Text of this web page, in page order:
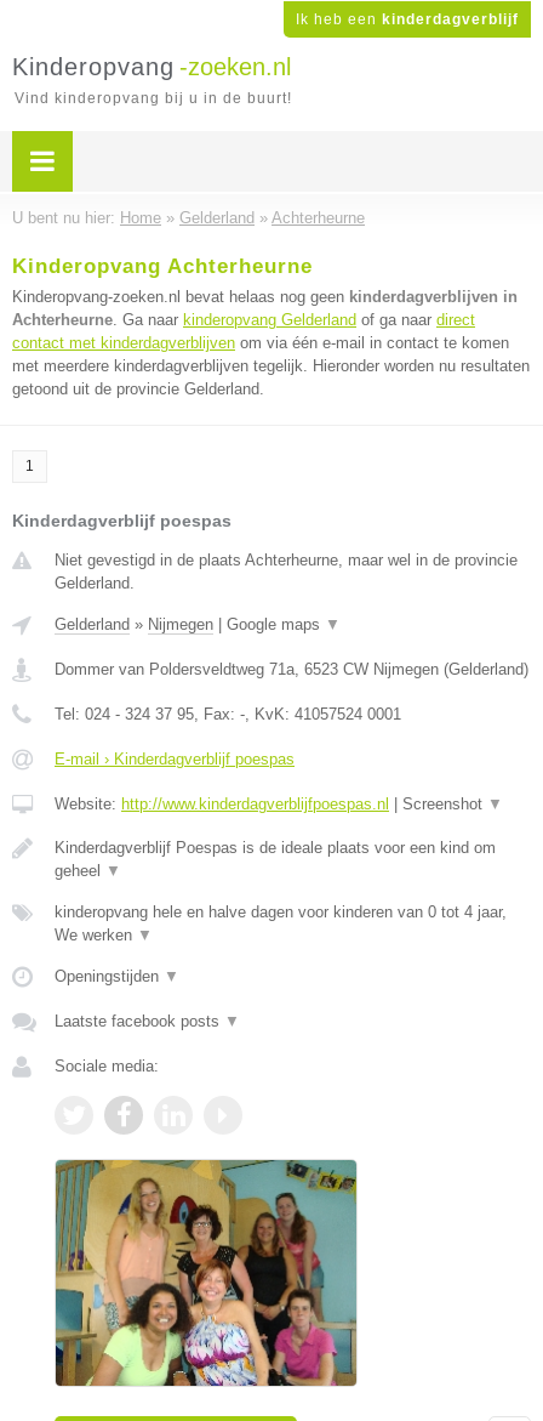
Ik heb een kinderdagverblijf
Kinderopvang -zoeken.nl
Vind kinderopvang bij u in de buurt!
U bent nu hier: Home » Gelderland » Achterheurne
Kinderopvang Achterheurne
Kinderopvang-zoeken.nl bevat helaas nog geen kinderdagverblijven in
Achterheurne. Ga naar kinderopvang Gelderland of ga naar direct
contact met kinderdagverblijven om via één e-mail in contact te komen
met meerdere kinderdagverblijven tegelijk. Hieronder worden nu resultaten
getoond uit de provincie Gelderland.
1
Kinderdagverblijf poespas
Niet gevestigd in de plaats Achterheurne, maar wel in de provincie
Gelderland.
Gelderland » Nijmegen Google maps ▼
Dommer van Poldersveldtweg 71a, 6523 CW Nijmegen (Gelderland)
Tel: 024 - 324 37 95, Fax: -, KvK: 41057524 0001
E-mail › Kinderdagverblijf poespas
Website: http://www.kinderdagverblijfpoespas.nl Screenshot ▼
Kinderdagverblijf Poespas is de ideale plaats voor een kind om
geheel
▼
kinderopvang hele en halve dagen voor kinderen van 0 tot 4 jaar,
We werken ▼
Openingstijden ▼
Laatste facebook posts ▼
Sociale media: